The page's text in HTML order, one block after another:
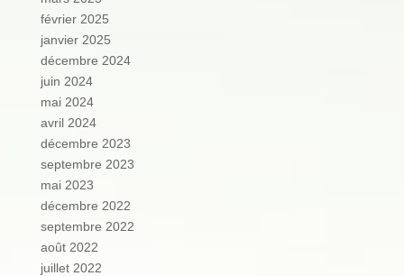
février 2025
janvier 2025
décembre 2024
juin 2024
mai 2024
avril 2024
décembre 2023
septembre 2023
mai 2023
décembre 2022
septembre 2022
août 2022
juillet 2022